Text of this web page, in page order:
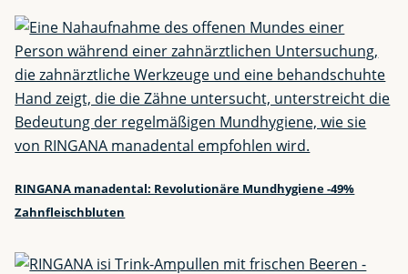
RINGANA manadental: Revolutionäre Mundhygiene -49%
Zahnfleischbluten